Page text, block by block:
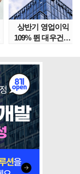
상반기 영업이익
109% 뛴 대우건설,